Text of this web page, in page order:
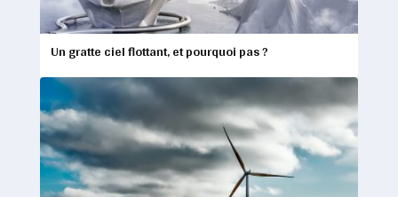
Un gratte ciel flottant, et pourquoi pas ?